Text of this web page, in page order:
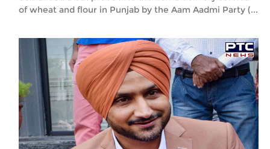
of wheat and flour in Punjab by the Aam Aadmi Party (...